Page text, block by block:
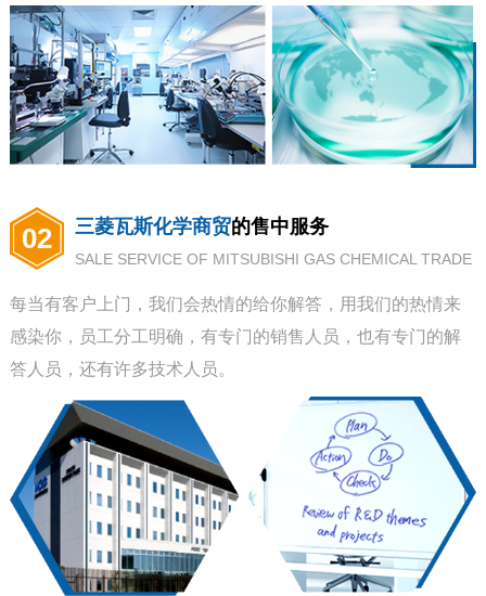
02 三菱瓦斯化学商贸的售中服务
SALE SERVICE OF MITSUBISHI GAS CHEMICAL TRADE
每当有客户上门，我们会热情的给你解答，用我们的热情来
感染你，员工分工明确，有专门的销售人员，也有专门的解
答人员，还有许多技术人员。